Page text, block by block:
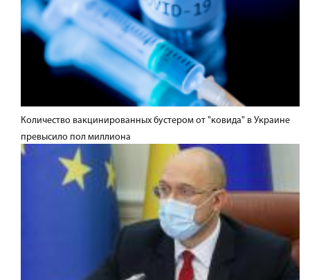
Количество вакцинированных бустером от "ковида" в Украине
превысило пол миллиона